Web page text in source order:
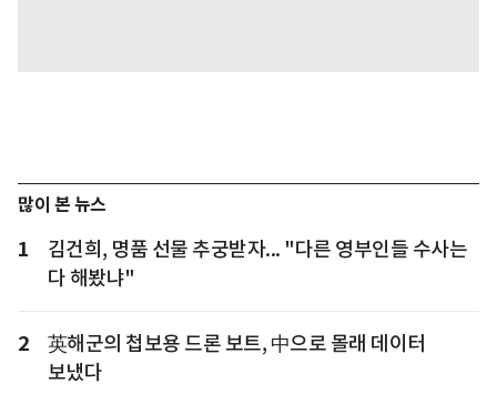
많이 본 뉴스
1
김건희, 명품 선물 추궁받자... "다른 영부인들 수사는
다 해봤냐"
2
英해군의 첩보용 드론 보트, 中으로 몰래 데이터
보냈다